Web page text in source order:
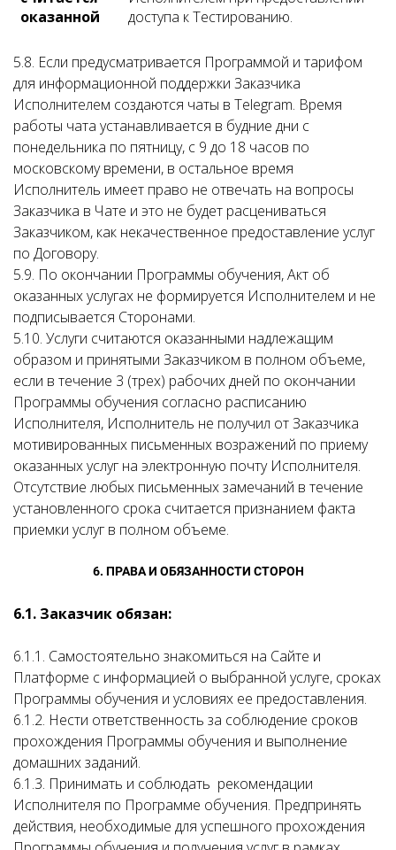
оказанной
доступа к Тестированию.
5.8. Если предусматривается Программой и тарифом
для информационной поддержки Заказчика
Исполнителем создаются чаты в Telegram. Время
работы чата устанавливается в будние дни с
понедельника по пятницу, с 9 до 18 часов по
московскому времени, в остальное время
Исполнитель имеет право не отвечать на вопросы
Заказчика в Чате и это не будет расцениваться
Заказчиком, как некачественное предоставление услуг
по Договору.
5.9. По окончании Программы обучения, Акт об
оказанных услугах не формируется Исполнителем и не
подписывается Сторонами.
5.10. Услуги считаются оказанными надлежащим
образом и принятыми Заказчиком в полном объеме,
если в течение 3 (трех) рабочих дней по окончании
Программы обучения согласно расписанию
Исполнителя, Исполнитель не получил от Заказчика
мотивированных письменных возражений по приему
оказанных услуг на электронную почту Исполнителя.
Отсутствие любых письменных замечаний в течение
установленного срока считается признанием факта
приемки услуг в полном объеме.
6. ПРАВА И ОБЯЗАННОСТИ СТОРОН
6.1. Заказчик обязан:
6.1.1. Самостоятельно знакомиться на Сайте и
Платформе с информацией о выбранной услуге, сроках
Программы обучения и условиях ее предоставления.
6.1.2. Нести ответственность за соблюдение сроков
прохождения Программы обучения и выполнение
домашних заданий.
6.1.3. Принимать и соблюдать рекомендации
Исполнителя по Программе обучения. Предпринять
действия, необходимые для успешного прохождения